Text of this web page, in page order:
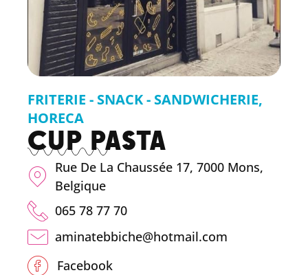
FRITERIE - SNACK - SANDWICHERIE,
HORECA
CUP PASTA
Rue De La Chaussée 17, 7000 Mons,
Belgique
065 78 77 70
aminatebbiche@hotmail.com
Facebook